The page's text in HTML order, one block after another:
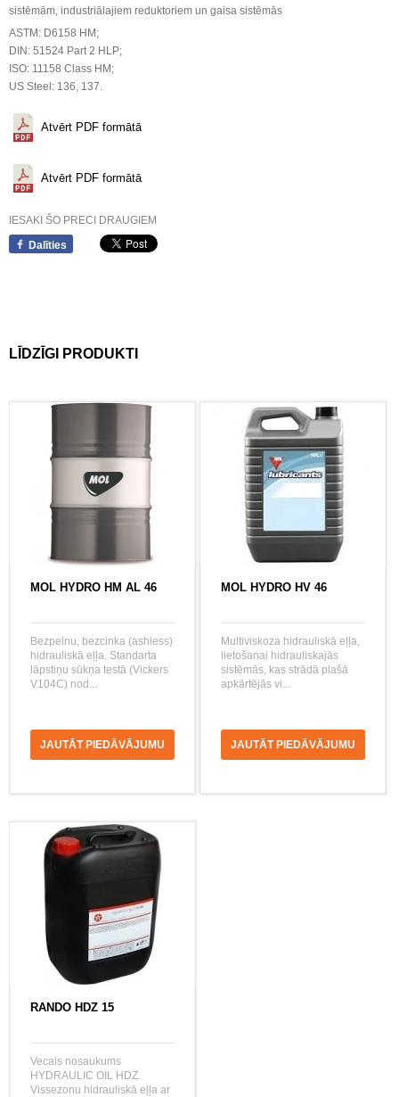
sistēmām, industriālajiem reduktoriem un gaisa sistēmās
ASTM: D6158 HM;
DIN: 51524 Part 2 HLP;
ISO: 11158 Class HM;
US Steel: 136, 137.
Atvērt PDF formātā
Atvērt PDF formātā
IESAKI ŠO PRECI DRAUGIEM
Dalīties
LĪDZĪGI PRODUKTI
MOL HYDRO HM AL 46
Bezpelnu, bezcinka (ashless)
hidrauliskā eļļa. Standarta
lāpstiņu sūkņa testā (Vickers
V104C) nod...
JAUTĀT PIEDĀVĀJUMU
MOL HYDRO HV 46
Multiviskoza hidrauliskā eļļa,
lietošanai hidrauliskajās
sistēmās, kas strādā plašā
apkārtējās vi...
JAUTĀT PIEDĀVĀJUMU
RANDO HDZ 15
Vecais nosaukums
HYDRAULIC OIL HDZ.
Vissezonu hidrauliskā eļļa ar